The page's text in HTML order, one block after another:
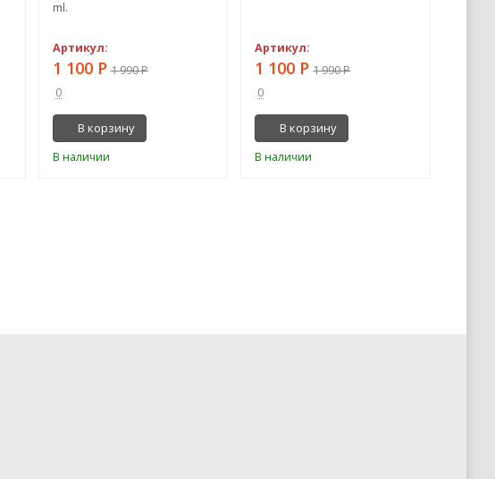
ml.
Артикул:
1 100 Р 1 990Р
0
В корзину
В наличии
Артикул:
1 100 Р 1 990Р
0
В корзину
В наличии